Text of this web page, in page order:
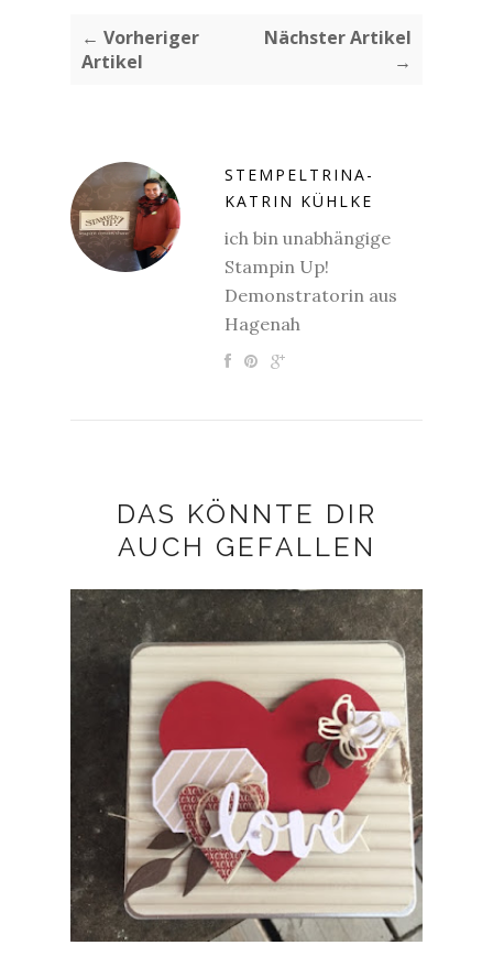
← Vorheriger
Artikel
Nächster Artikel
→
STEMPELTRINA-
KATRIN KÜHLKE
ich bin unabhängige
Stampin Up!
Demonstratorin aus
Hagenah
DAS KÖNNTE DIR
AUCH GEFALLEN